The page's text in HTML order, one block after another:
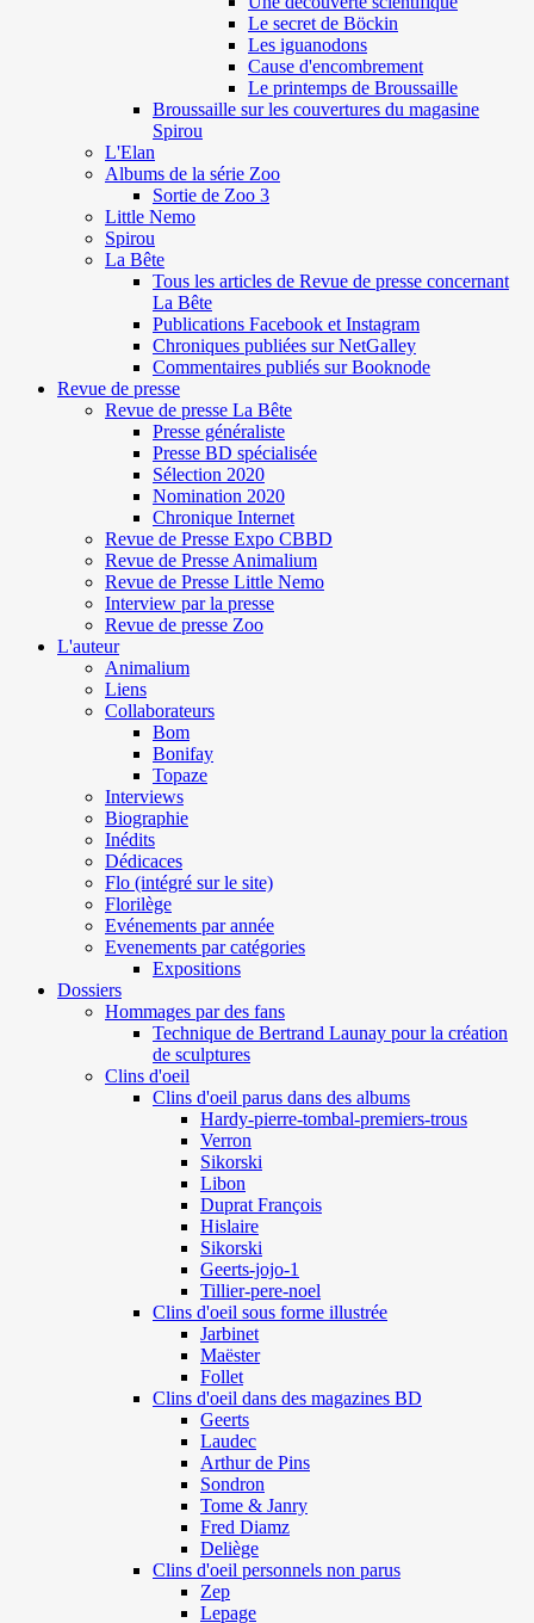
Le secret de Böckin
Les iguanodons
Cause d'encombrement
Le printemps de Broussaille
Broussaille sur les couvertures du magasine
Spirou
L'Elan
Albums de la série Zoo
Sortie de Zoo 3
Little Nemo
Spirou
La Bête
Tous les articles de Revue de presse concernant
La Bête
Publications Facebook et Instagram
Chroniques publiées sur NetGalley
Commentaires publiés sur Booknode
Revue de presse
Revue de presse La Bête
Presse généraliste
Presse BD spécialisée
Sélection 2020
Nomination 2020
Chronique Internet
Revue de Presse Expo CBBD
Revue de Presse Animalium
Revue de Presse Little Nemo
Interview par la presse
Revue de presse Zoo
L'auteur
Animalium
Liens
Collaborateurs
Bom
Bonifay
Topaze
Interviews
Biographie
Inédits
Dédicaces
Flo (intégré sur le site)
Florilège
Evénements par année
Evenements par catégories
Expositions
Dossiers
Hommages par des fans
Technique de Bertrand Launay pour la création
de sculptures
Clins d'oeil
Clins d'oeil parus dans des albums
Hardy-pierre-tombal-premiers-trous
Verron
Sikorski
Libon
Duprat François
Hislaire
Sikorski
Geerts-jojo-1
Tillier-pere-noel
Clins d'oeil sous forme illustrée
Jarbinet
Maëster
Follet
Clins d'oeil dans des magazines BD
Geerts
Laudec
Arthur de Pins
Sondron
Tome & Janry
Fred Diamz
Deliège
Clins d'oeil personnels non parus
Zep
Lepage